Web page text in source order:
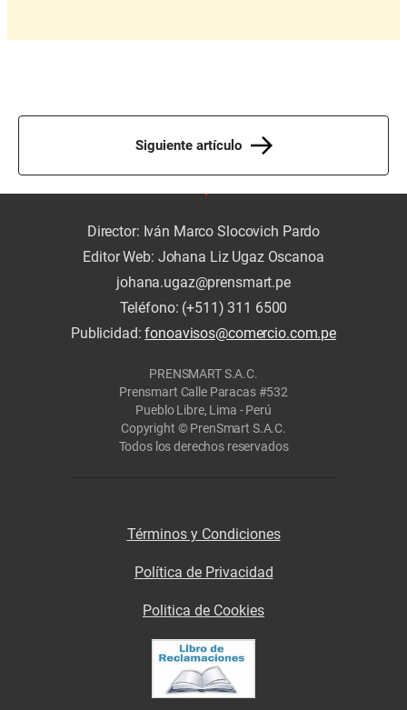
Siguiente artículo
Director: Iván Marco Slocovich Pardo
Editor Web: Johana Liz Ugaz Oscanoa
johana.ugaz@prensmart.pe
Teléfono: (+511) 311 6500
Publicidad:fonoavisos@comercio.com.pe
PRENSMART S.A.C.
Prensmart Calle Paracas #532
Pueblo Libre, Lima - Perú
Copyright © PrenSmart S.A.C.
Todos los derechos reservados
Términos y Condiciones
Política de Privacidad
Politica de Cookies